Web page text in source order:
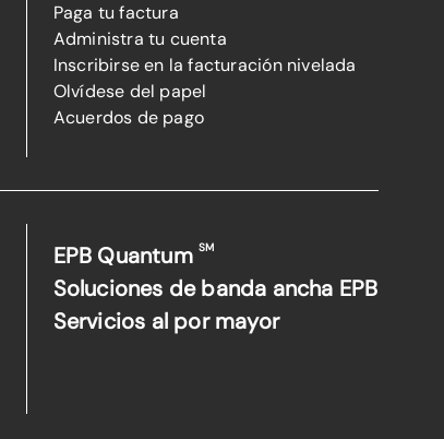
Paga tu factura
Administra tu cuenta
Inscribirse en la facturación nivelada
Olvídese del papel
Acuerdos de pago
EPB QuantumSM
Soluciones de banda ancha EPB
Servicios al por mayor